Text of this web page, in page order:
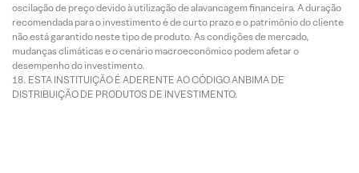
oscilação de preço devido à utilização de alavancagem financeira. A duração
recomendada para o investimento é de curto prazo e o patrimônio do cliente
não está garantido neste tipo de produto. As condições de mercado,
mudanças climáticas e o cenário macroeconômico podem afetar o
desempenho do investimento.
ESTA INSTITUIÇÃO É ADERENTE AO CÓDIGO ANBIMA DE
DISTRIBUIÇÃO DE PRODUTOS DE INVESTIMENTO.